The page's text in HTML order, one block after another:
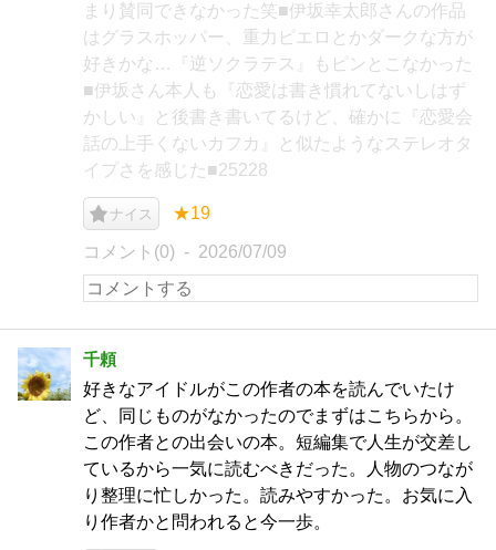
まり賛同できなかった笑■伊坂幸太郎さんの作品
はグラスホッパー、重力ピエロとかダークな方が
好きかな…『逆ソクラテス』もピンとこなかった
■伊坂さん本人も『恋愛は書き慣れてないしはず
かしい』と後書き書いてるけど、確かに『恋愛会
話の上手くないカフカ』と似たようなステレオタ
イプさを感じた■25228
ナイス ★19
コメント(0) 2026/07/09
千頼
好きなアイドルがこの作者の本を読んでいたけ
ど、同じものがなかったのでまずはこちらから。
この作者との出会いの本。短編集で人生が交差し
ているから一気に読むべきだった。人物のつなが
り整理に忙しかった。読みやすかった。お気に入
り作者かと問われると今一歩。